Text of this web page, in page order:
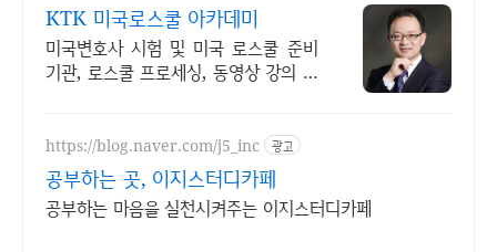
KTK 미국로스쿨 아카데미
미국변호사 시험 및 미국 로스쿨 준비
기관, 로스쿨 프로세싱, 동영상 강의 진
https://blog.naver.com/j5_inc 광고
공부하는 곳, 이지스터디카페
공부하는 마음을 실천시켜주는 이지스터디카페